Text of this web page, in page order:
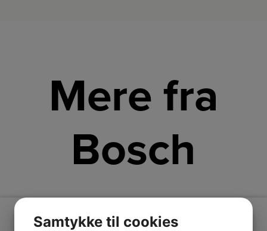
Mere fra
Bosch
Samtykke til cookies